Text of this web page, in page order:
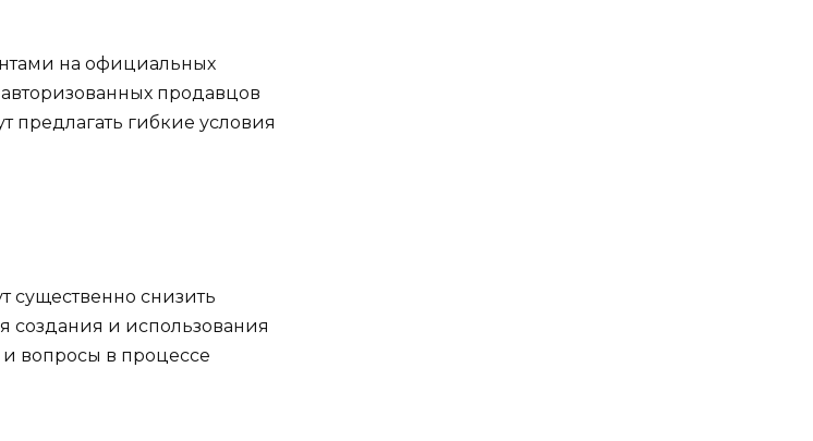
на официальных
продавцов
предлагать гибкие условия
существенно снизить
создания и использования
вопросы в процессе